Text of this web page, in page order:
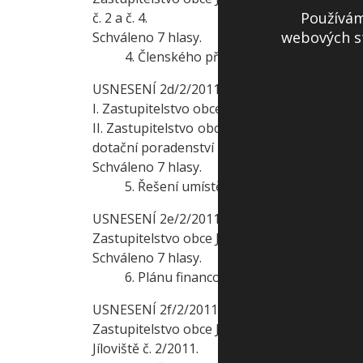
č. 2 a č. 4.
Schváleno 7 hlasy.
4. Členského příspěvku pro SOMR na
USNESENÍ 2d/2/2011
I. Zastupitelstvo obce Jíloviště schvaluje
II. Zastupitelstvo obce Jíloviště současně
dotační poradenství pro jednotlivé obce.
Schváleno 7 hlasy.
5. Řešení umístění skříní pro nn
USNESENÍ 2e/2/2011
Zastupitelstvo obce Jíloviště neschvaluje
Schváleno 7 hlasy.
6. Plánu financování obnovy vodovodů
USNESENÍ 2f/2/2011
Zastupitelstvo obce Jíloviště schvaluje
Jíloviště č. 2/2011.
webových